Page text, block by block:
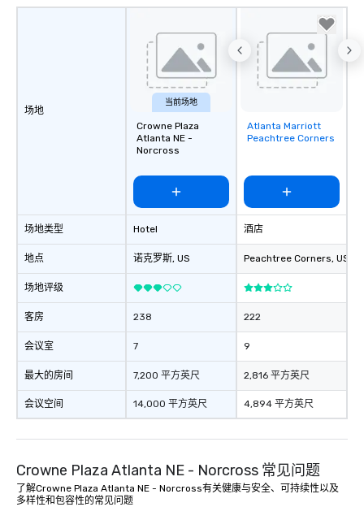
场地
场地类型
地点
场地评级
客房
会议室
最大的房间
会议空间
当前场地
Crowne Plaza
Atlanta NE -
Norcross
Hotel
诺克罗斯, US
238
7
7,200 平方英尺
14,000 平方英尺
Removed from
favorites
Atlanta Marriott
Peachtree Corners
酒店
Peachtree Corners, US
222
9
2,816 平方英尺
4,894 平方英尺
Crowne Plaza Atlanta NE - Norcross 常见问题
了解Crowne Plaza Atlanta NE - Norcross有关健康与安全、可持续性以及
多样性和包容性的常见问题